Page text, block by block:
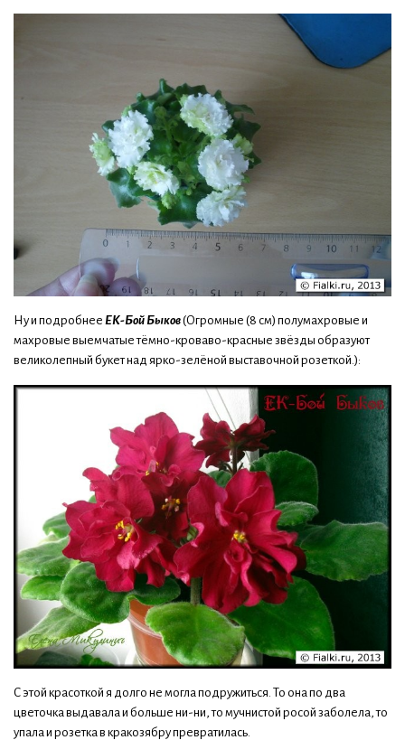
Ну и подробнее ЕК-Бой Быков(Огромные (8 см) полумахровые и
махровые выемчатые тёмно-кроваво-красные звёзды образуют
великолепный букет над ярко-зелёной выставочной розеткой.):
С этой красоткой я долго не могла подружиться. То она по два
цветочка выдавала и больше ни-ни, то мучнистой росой заболела, то
упала и розетка в кракозябру превратилась.